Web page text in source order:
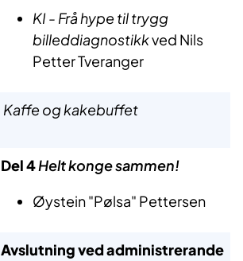
KI - Frå hype til trygg
billeddiagnostikkved Nils
Petter Tveranger
Kaffe og kakebuffet
Del 4Helt konge sammen!
Øystein "Pølsa" Pettersen
Avslutning ved administrerande